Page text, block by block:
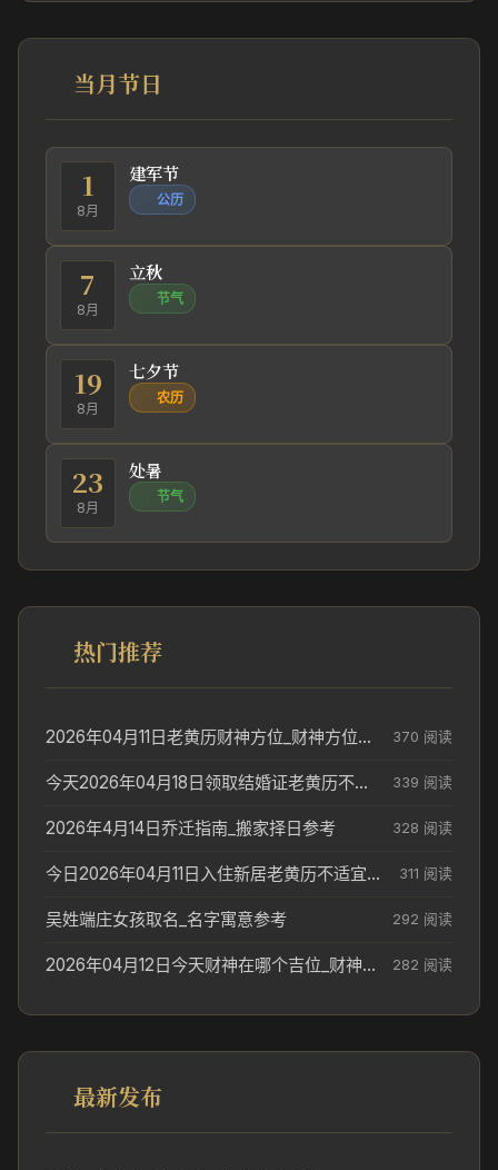
当月节日
1
8月
建军节
公历
7
8月
立秋
节气
19
8月
七夕节
农历
23
8月
处暑
节气
热门推荐
2026年04月11日老黄历财神方位_财神方位与供奉讲究 370 阅读
今天2026年04月18日领取结婚证老黄历不适合吗_领证日期参考 339 阅读
2026年4月14日乔迁指南_搬家择日参考 328 阅读
今日2026年04月11日入住新居老黄历不适宜吗_搬家择日参考 311 阅读
吴姓端庄女孩取名_名字寓意参考 292 阅读
2026年04月12日今天财神在哪个吉位_财神方位参考 282 阅读
最新发布